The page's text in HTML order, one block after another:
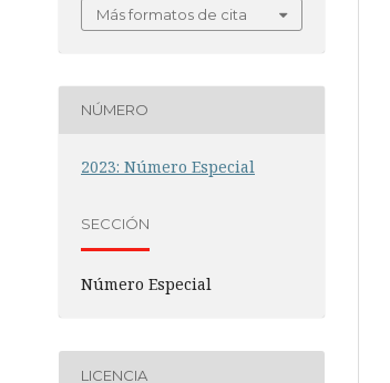
Más formatos de cita
NÚMERO
2023: Número Especial
SECCIÓN
Número Especial
LICENCIA